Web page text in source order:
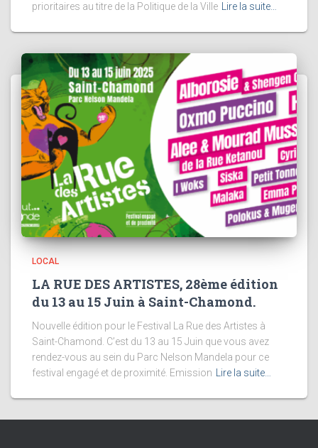
prioritaires au titre de la Politique de la Ville Lire la suite…
LOCAL
LA RUE DES ARTISTES, 28ème édition
du 13 au 15 Juin à Saint-Chamond.
Nouvelle édition pour le Festival La Rue des Artistes à
Saint-Chamond. C’est du 13 au 15 Juin que vous avez
rendez-vous au sein du Parc Nelson Mandela pour ce
festival engagé et de proximité. Emission
Lire la suite…